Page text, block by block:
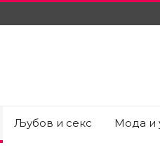
Љубов и секс Мода и